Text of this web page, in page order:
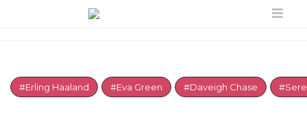
#Erling Haaland #Eva Green #Daveigh Chase